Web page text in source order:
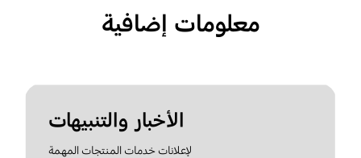
معلومات إضافية
الأخبار والتنبيهات
لإعلانات خدمات المنتجات المهمة